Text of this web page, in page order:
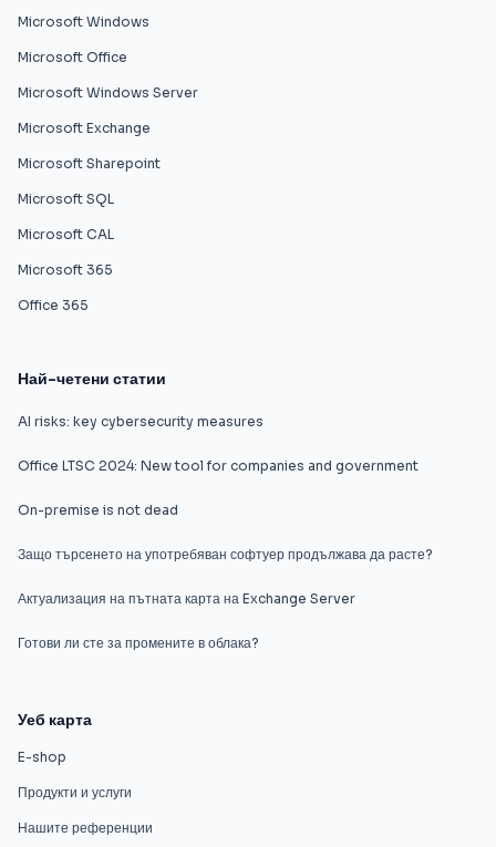
Microsoft Windows
Microsoft Office
Microsoft Windows Server
Microsoft Exchange
Microsoft Sharepoint
Microsoft SQL
Microsoft CAL
Microsoft 365
Office 365
Най-четени статии
AI risks: key cybersecurity measures
Office LTSC 2024: New tool for companies and government
On-premise is not dead
Защо търсенето на употребяван софтуер продължава да расте?
Актуализация на пътната карта на Exchange Server
Готови ли сте за промените в облака?
Уеб карта
E-shop
Продукти и услуги
Нашите референции